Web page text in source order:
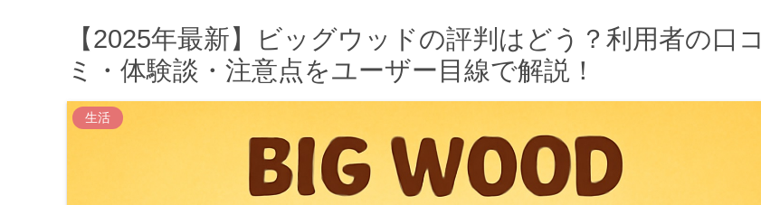
【2025年最新】ビッグウッドの評判はどう？利用者の口コ
ミ・体験談・注意点をユーザー目線で解説！
生活